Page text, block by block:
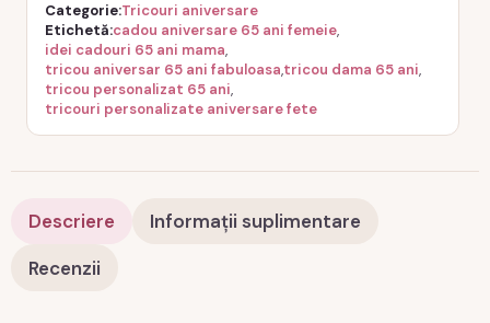
Categorie Tricouri aniversare
Etichetă cadou aniversare 65 ani femeie,
idei cadouri 65 ani mama,
tricou aniversar 65 ani fabuloasa,tricou dama 65 ani,
tricou personalizat 65 ani,
tricouri personalizate aniversare fete
Descriere
Informații suplimentare
Recenzii